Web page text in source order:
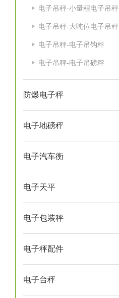
电子吊秤-小量程电子吊秤
电子吊秤-大吨位电子吊秤
电子吊秤-电子吊钩秤
电子吊秤-电子吊磅秤
防爆电子秤
电子地磅秤
电子汽车衡
电子天平
电子包装秤
电子秤配件
电子台秤